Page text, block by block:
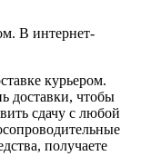
В интернет-
курьером.
доставки, чтобы
сдачу с любой
получаете